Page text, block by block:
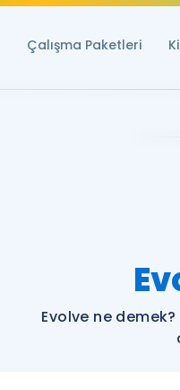
Çalışma Paketleri
Evolve ne